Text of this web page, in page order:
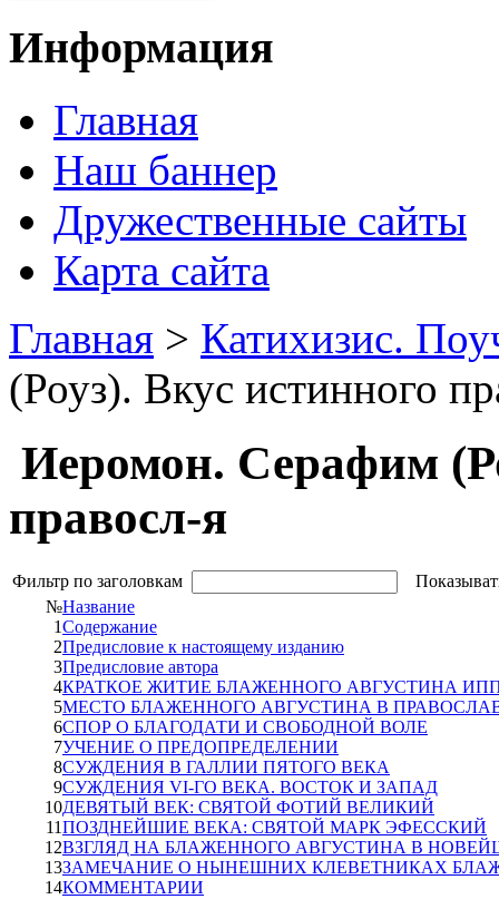
Информация
Главная
Наш баннер
Дружественные сайты
Карта сайта
Главная > Катихизис.
(Роуз). Вкус истинного
Иеромон. Серафим
правосл-я
Фильтр по заголовкам
№Название
1Содержание
2Предисловие к настоящему изданию
3Предисловие автора
4КРАТКОЕ ЖИТИЕ БЛАЖЕННОГО АВГУСТИНА
5МЕСТО БЛАЖЕННОГО АВГУСТИНА В
6СПОР О БЛАГОДАТИ И СВОБОДНОЙ ВОЛЕ
7УЧЕНИЕ О ПРЕДОПРЕДЕЛЕНИИ
8СУЖДЕНИЯ В ГАЛЛИИ ПЯТОГО ВЕКА
9СУЖДЕНИЯ VI-ГО ВЕКА. ВОСТОК И ЗАПАД
10ДЕВЯТЫЙ ВЕК: СВЯТОЙ ФОТИЙ ВЕЛИКИЙ
11ПОЗДНЕЙШИЕ ВЕКА: СВЯТОЙ МАРК ЭФЕССКИЙ
12ВЗГЛЯД НА БЛАЖЕННОГО АВГУСТИНА В
13ЗАМЕЧАНИЕ О НЫНЕШНИХ КЛЕВЕТНИКАХ
14КОММЕНТАРИИ